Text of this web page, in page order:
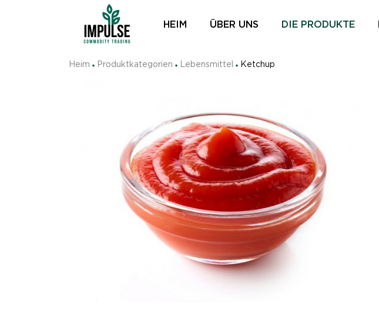
HEIM ÜBER UNS DIE PRODUKTE
Heim Produktkategorien Lebensmittel Ketchup